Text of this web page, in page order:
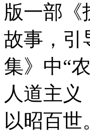
版一部《
故事，引
集》中“
人道主
以昭百世